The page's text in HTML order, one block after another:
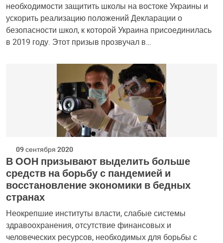
необходимости защитить школы на востоке Украины и
ускорить реализацию положений Декларации о
безопасности школ, к которой Украина присоединилась
в 2019 году. Этот призыв прозвучал в…
09 сентября 2020
В ООН призывают выделить больше
средств на борьбу с пандемией и
восстановление экономики в бедных
странах
Неокрепшие институты власти, слабые системы
здравоохранения, отсутствие финансовых и
человеческих ресурсов, необходимых для борьбы с